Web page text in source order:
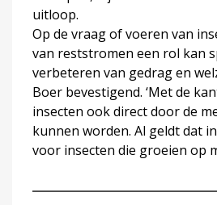
uitloop.
Op de vraag of voeren van
van reststromen een rol kan
verbeteren van gedrag en
Boer bevestigend. ‘Met de
insecten ook direct door de
kunnen worden. Al geldt dat
voor insecten die groeien op